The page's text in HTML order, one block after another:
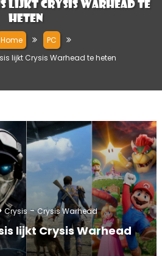
lijkt Crysis Warhead te
heten
Home
PC
lijkt Crysis Warhead te heten
Crysis-Crysis Warhead
lijkt Crysis Warhead